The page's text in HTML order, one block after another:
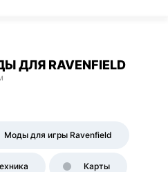
ДЛЯ RAVENFIELD
Моды для игры Ravenfield
Карты